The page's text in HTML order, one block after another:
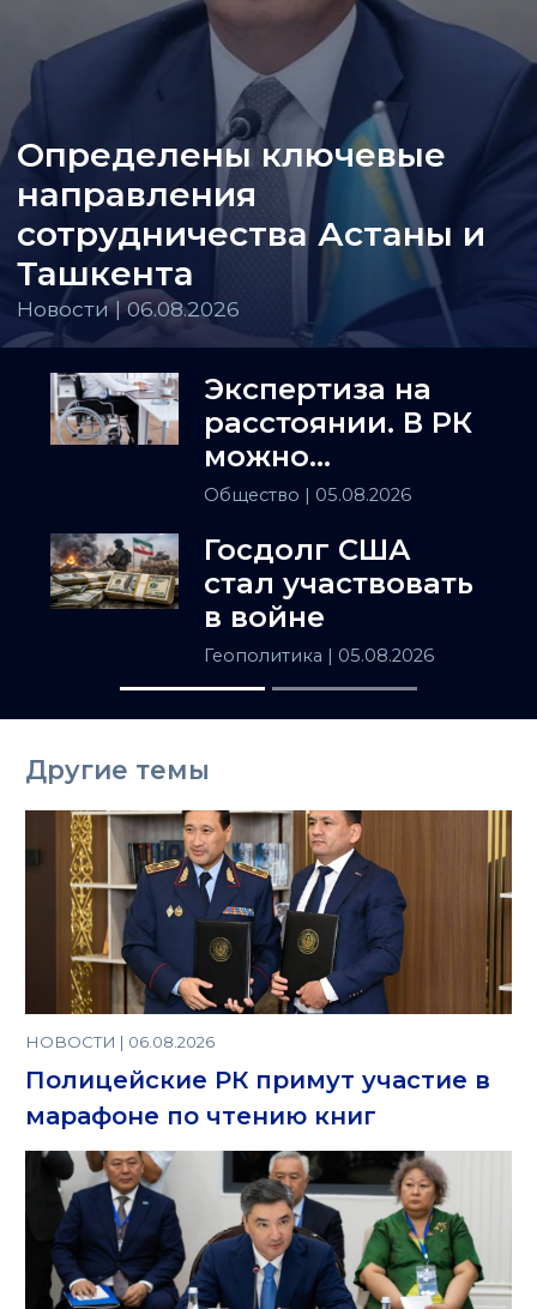
Определены ключевые
направления
сотрудничества Астаны и
Ташкента
Новости | 06.08.2026
Экспертиза на
расстоянии. В РК
можно
установить
заочно
Общество | 05.08.2026
Госдолг США
стал участвовать
в войне
Геополитика | 05.08.2026
Другие темы
НОВОСТИ | 06.08.2026
Полицейские РК примут участие в
марафоне по чтению книг